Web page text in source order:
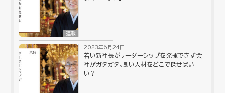
連載
2023年6月24日
若い新社長がリーダーシップを発揮できず会
社がガタガタ。良い人材をどこで探せばい
い？